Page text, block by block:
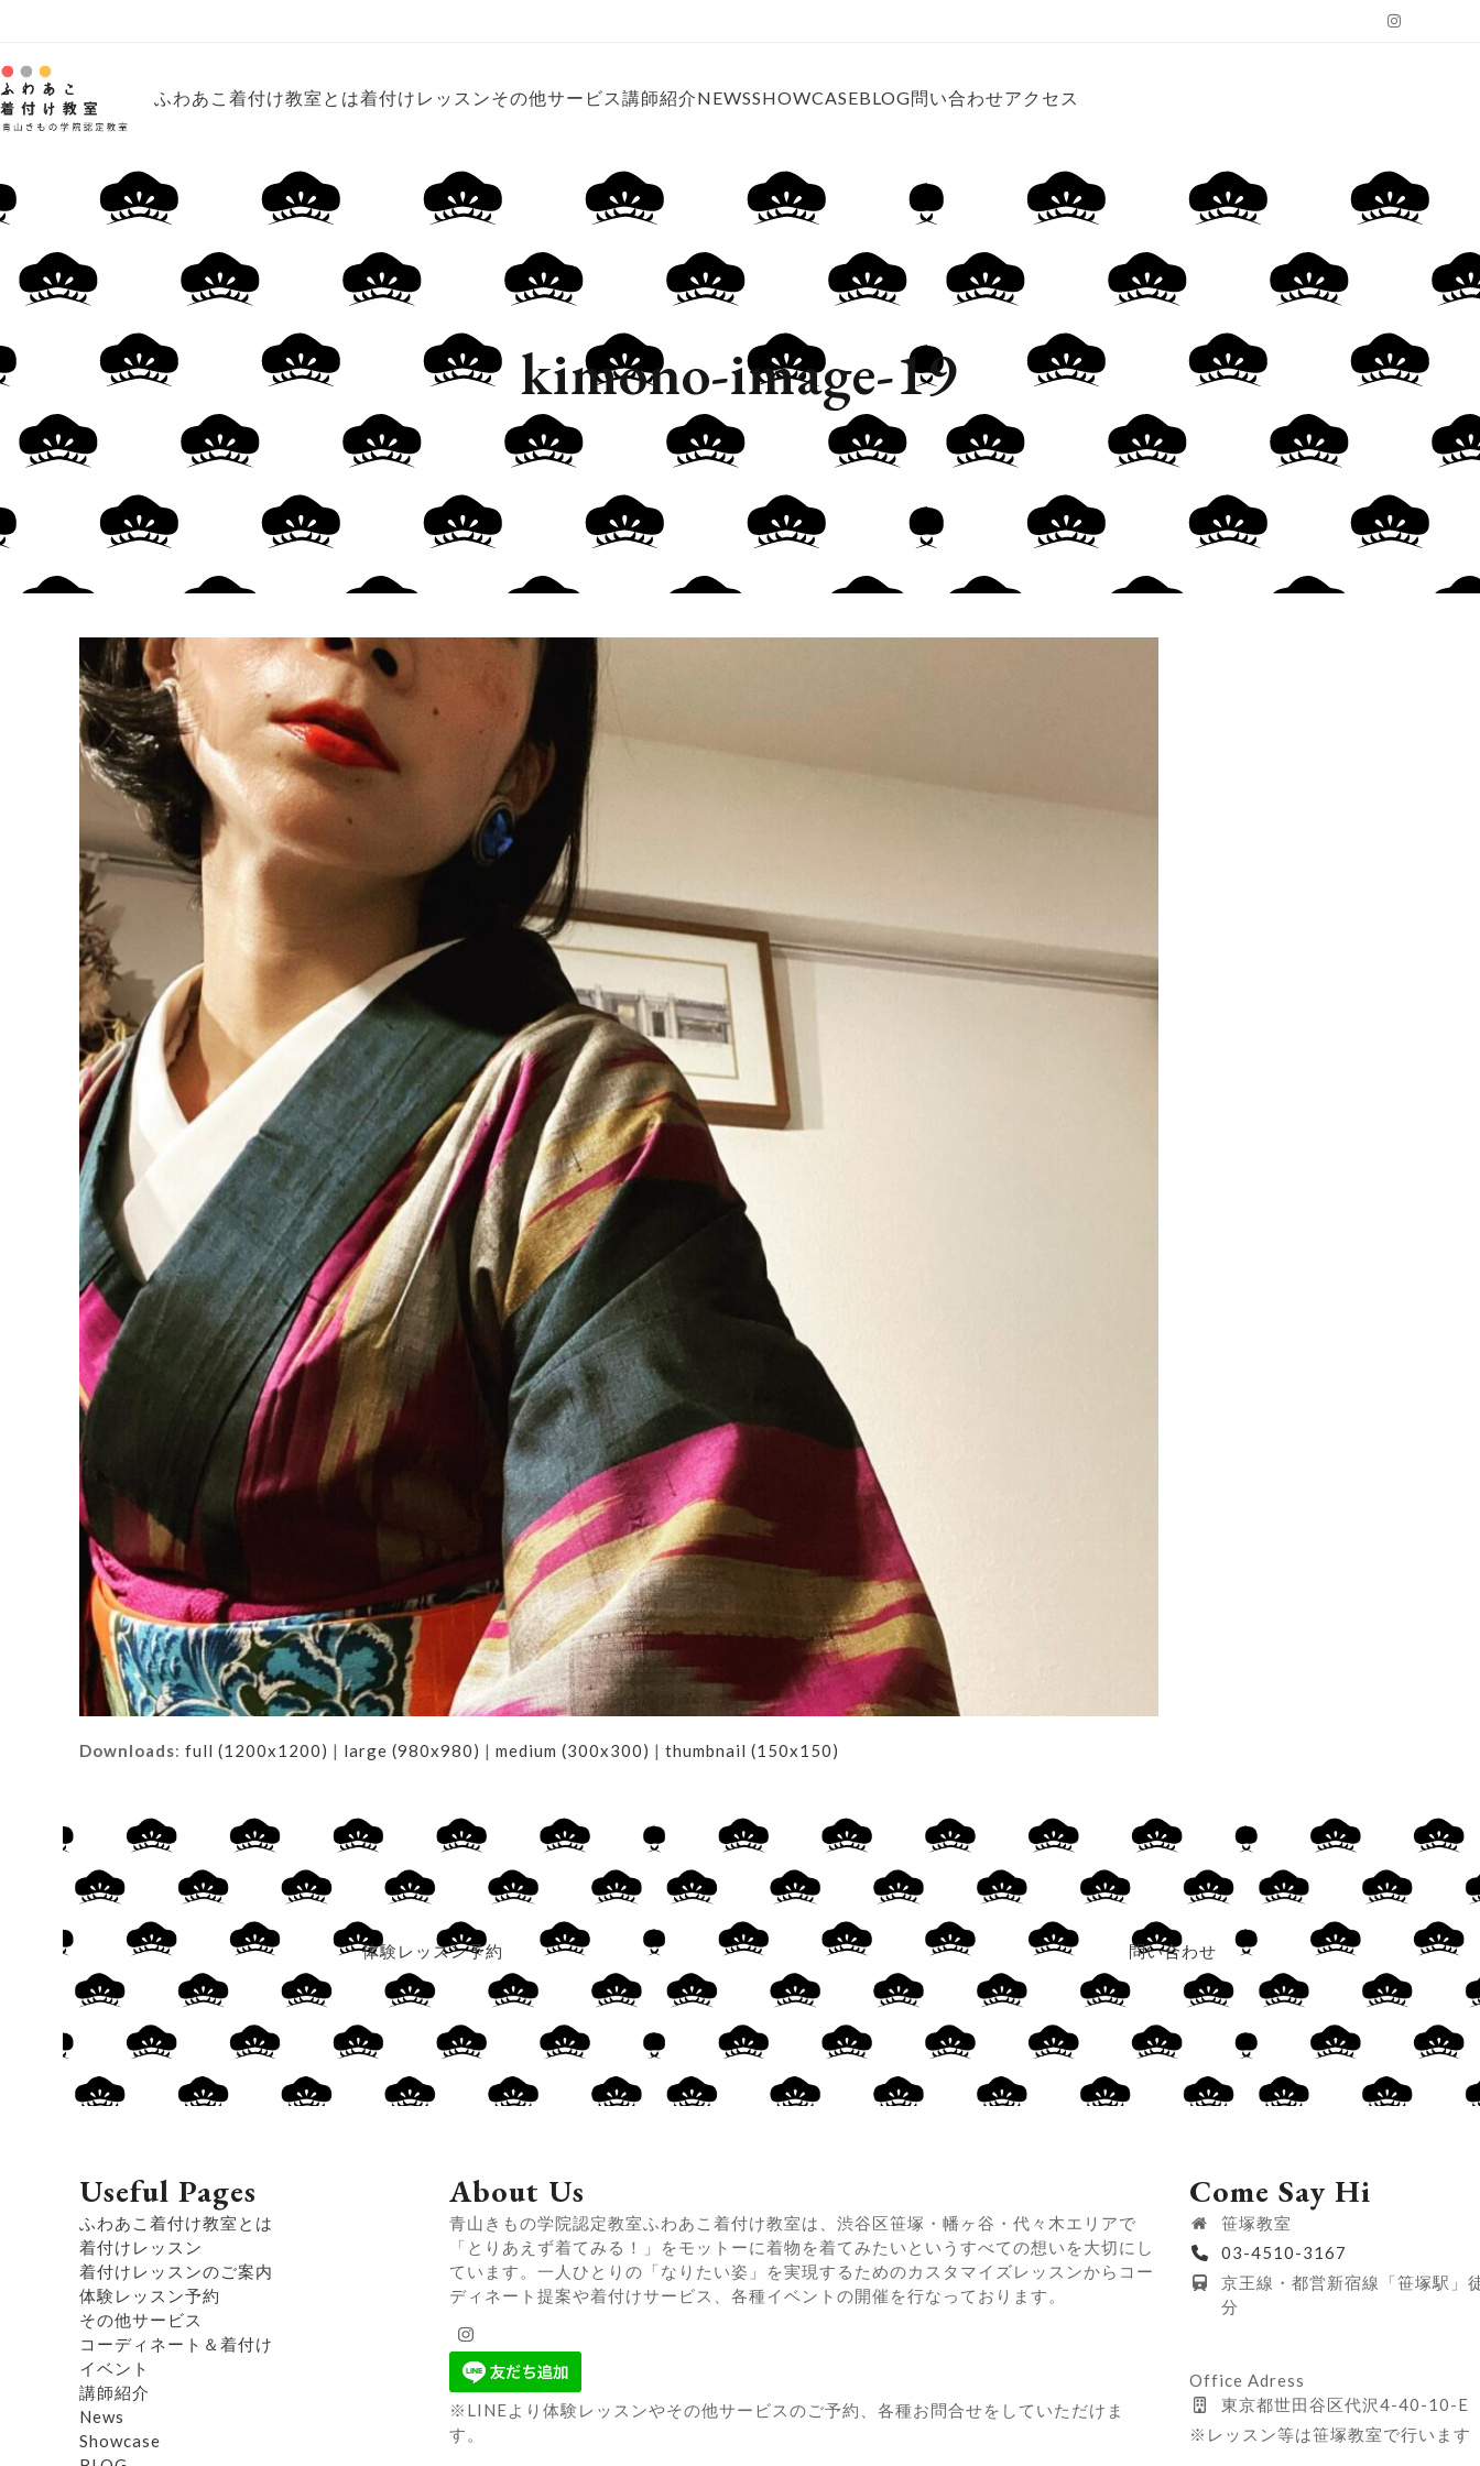
Instagram
ふわあこ着付け教室とは着付けレッスンその他サービス講師紹介NEWSSHOWCASEBLOG問い合わせアクセス
kimono-image-19
Downloads: full (1200x1200) | large (980x980) | medium (300x300) | thumbnail (150x150)
体験レッスン予約 問い合わせ
Useful Pages
ふわあこ着付け教室とは
着付けレッスン
着付けレッスンのご案内
体験レッスン予約
その他サービス
コーディネート＆着付け
イベント
講師紹介
News
Showcase
About Us
青山きもの学院認定教室ふわあこ着付け教室は、渋谷区笹塚・幡ヶ谷・代々木エリアで
「とりあえず着てみる！」をモットーに着物を着てみたいというすべての想いを大切にし
ています。一人ひとりの「なりたい姿」を実現するためのカスタマイズレッスンからコー
ディネート提案や着付けサービス、各種イベントの開催を行なっております。
Instagram
※LINEより体験レッスンやその他サービスのご予約、各種お問合せをしていただけま
す。
Come Say Hi
笹塚教室
03-4510-3167
京王線・都営新宿線「笹塚駅」
分
Office Adress
東京都世田谷区代沢4-40-10-E
※レッスン等は笹塚教室で行います